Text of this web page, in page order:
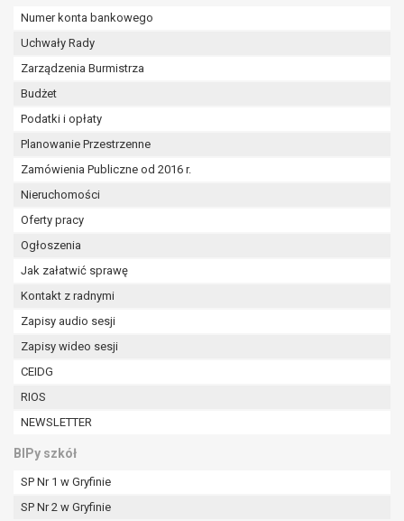
Numer konta bankowego
Uchwały Rady
Zarządzenia Burmistrza
Budżet
Podatki i opłaty
Planowanie Przestrzenne
Zamówienia Publiczne od 2016 r.
Nieruchomości
Oferty pracy
Ogłoszenia
Jak załatwić sprawę
Kontakt z radnymi
Zapisy audio sesji
Zapisy wideo sesji
CEIDG
RIOS
NEWSLETTER
BIPy szkół
SP Nr 1 w Gryfinie
SP Nr 2 w Gryfinie
interesie publicznym lub w ramach
powierzonej administratorowi bądź
realizowanych przez administratora
lub przez stronę trzecią.
że wykaże on istnienie ważnych prawnie
wolności osoby, której dane dotyczą, lub
podstaw do ustalenia, dochodzenia lub
na przetwarzanie danych osobowych (art. 6 ust. 1
cofnięcia tej zgody w dowolnym momencie.
Cofnięcie to nie ma wpływu na zgodność